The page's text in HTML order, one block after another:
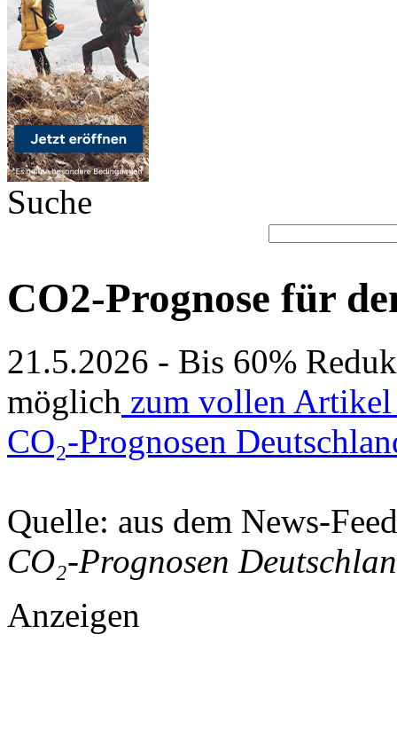
Suche
CO2-Prognose für
21.5.2026 - Bis 60%
möglich zum vollen
CO₂-Prognosen
Quelle: aus dem News-
CO₂-Prognosen
Anzeigen